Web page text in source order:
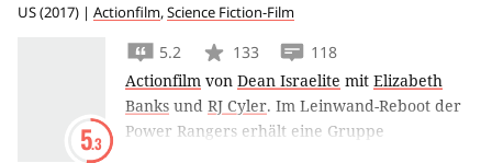
US(2017) | Actionfilm,Science Fiction-Film
5.3
5.2 133
118
Actionfilm von Dean Israelite mit Elizabeth
Banks und RJ Cyler. Im Leinwand-Reboot der
Power Rangers erhält eine Gruppe